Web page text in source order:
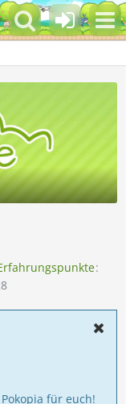
für euch!